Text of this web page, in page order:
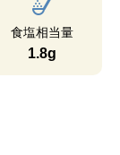
食塩相当量
1.8g